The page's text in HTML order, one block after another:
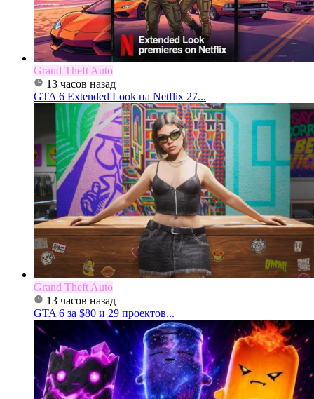
Grand Theft Auto
13 часов назад
GTA 6 Extended Look на Netflix 27...
Grand Theft Auto
13 часов назад
GTA 6 за $80 и 29 проектов...